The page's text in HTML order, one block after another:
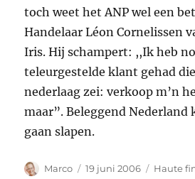
toch weet het ANP wel een
Handelaar Léon Cornelissen
Iris. Hij schampert: ,,Ik heb
teleurgestelde klant gehad
nederlaag zei: verkoop m’n
maar”. Beleggend Nederland
gaan slapen.
Auteur
Marco
Geplaatst
19 juni 2006 Haute